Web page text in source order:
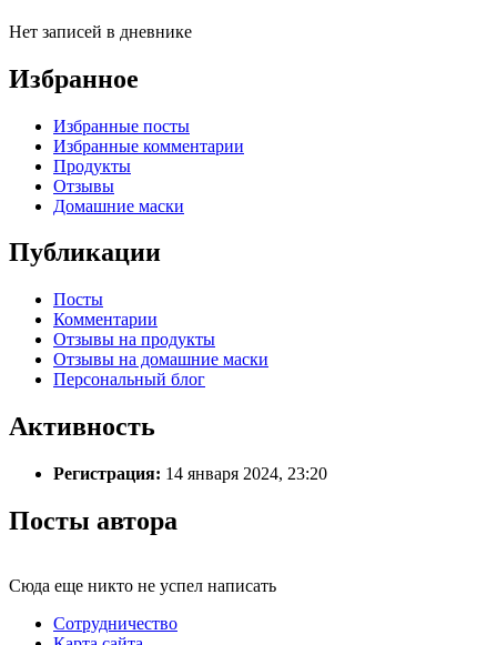
Нет записей в дневнике
Избранное
Избранные посты
Избранные комментарии
Продукты
Отзывы
Домашние маски
Публикации
Посты
Комментарии
Отзывы на продукты
Отзывы на домашние маски
Персональный блог
Активность
Регистрация: 14 января 2024, 23:20
Посты автора
Сюда еще никто не успел написать
Сотрудничество